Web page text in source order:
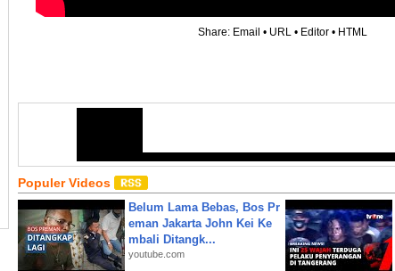
Share: Email • URL • Editor • HTML
Populer Videos
Belum Lama Bebas, Bos Pr
eman Jakarta John Kei Ke
mbali Ditangk...
youtube.com